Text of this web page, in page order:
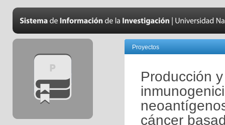
Proyectos
Producción
cáncer